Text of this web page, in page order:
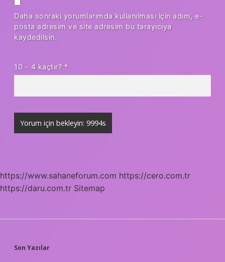
Daha sonraki yorumlarımda kullanılması için adım, e-
posta adresim ve site adresim bu tarayıcıya
kaydedilsin.
10 - 4 kaçtır? *
https://www.sahaneforum.com https://cero.com.tr
https://daru.com.tr Sitemap
SIDEBAR
Son Yazılar